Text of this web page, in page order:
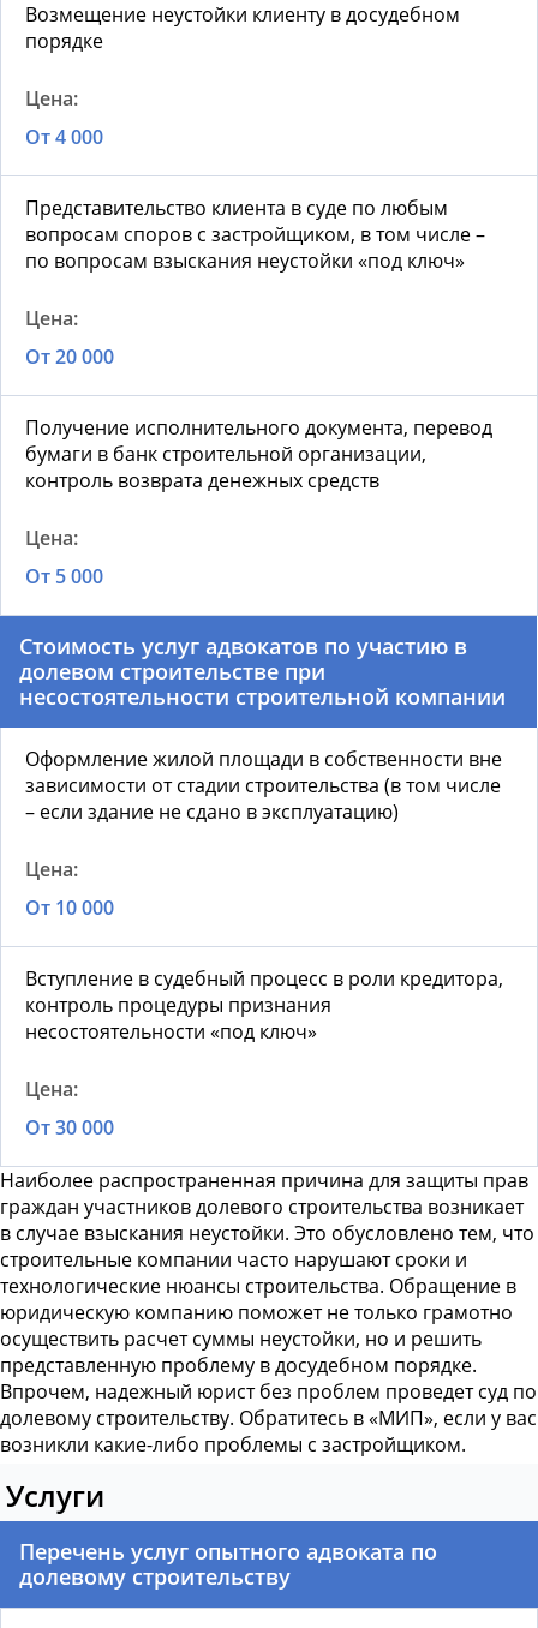
Возмещение неустойки клиенту в досудебном
порядке
От 4 000
Представительство клиента в суде по любым
вопросам споров с застройщиком, в том числе –
по вопросам взыскания неустойки «под ключ»
От 20 000
Получение исполнительного документа, перевод
бумаги в банк строительной организации,
контроль возврата денежных средств
От 5 000
Стоимость услуг адвокатов по участию в
долевом строительстве при
несостоятельности строительной компании
Оформление жилой площади в собственности вне
зависимости от стадии строительства (в том числе
– если здание не сдано в эксплуатацию)
От 10 000
Вступление в судебный процесс в роли кредитора,
контроль процедуры признания
несостоятельности «под ключ»
От 30 000
Наиболее распространенная причина для защиты прав
граждан участников долевого строительства возникает
в случае взыскания неустойки. Это обусловлено тем, что
строительные компании часто нарушают сроки и
технологические нюансы строительства. Обращение в
юридическую компанию поможет не только грамотно
осуществить расчет суммы неустойки, но и решить
представленную проблему в досудебном порядке.
Впрочем, надежный юрист без проблем проведетсуд по
долевому строительству. Обратитесь в «МИП», если у вас
возникли какие-либо проблемы с застройщиком.
Услуги
Перечень услуг опытного адвоката по
долевому строительству